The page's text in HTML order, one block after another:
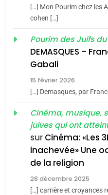
du
Oeil
De
ISRAÉL
[…] Mon Pourim chez les
cohen […]
Pourim des Juifs
DEMASQUES –
Gabali
15 février 2026
[…] Demasques, par
Cinéma, musique,
juives qui ont
sur Cinéma: «Les
inachevée» Une
de la religion
28 décembre 2025
[…] carrière et croyances
MA
ISRAÉL